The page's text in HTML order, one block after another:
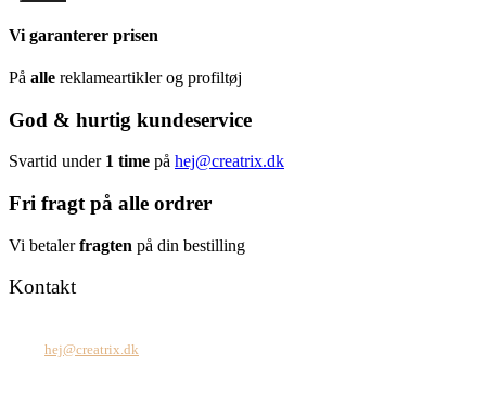
Vi garanterer prisen
På alle reklameartikler og profiltøj
God & hurtig kundeservice
Svartid under 1 time på hej@creatrix.dk
Fri fragt på alle ordrer
Vi betalerfragten på din bestilling
Kontakt
hej@creatrix.dk